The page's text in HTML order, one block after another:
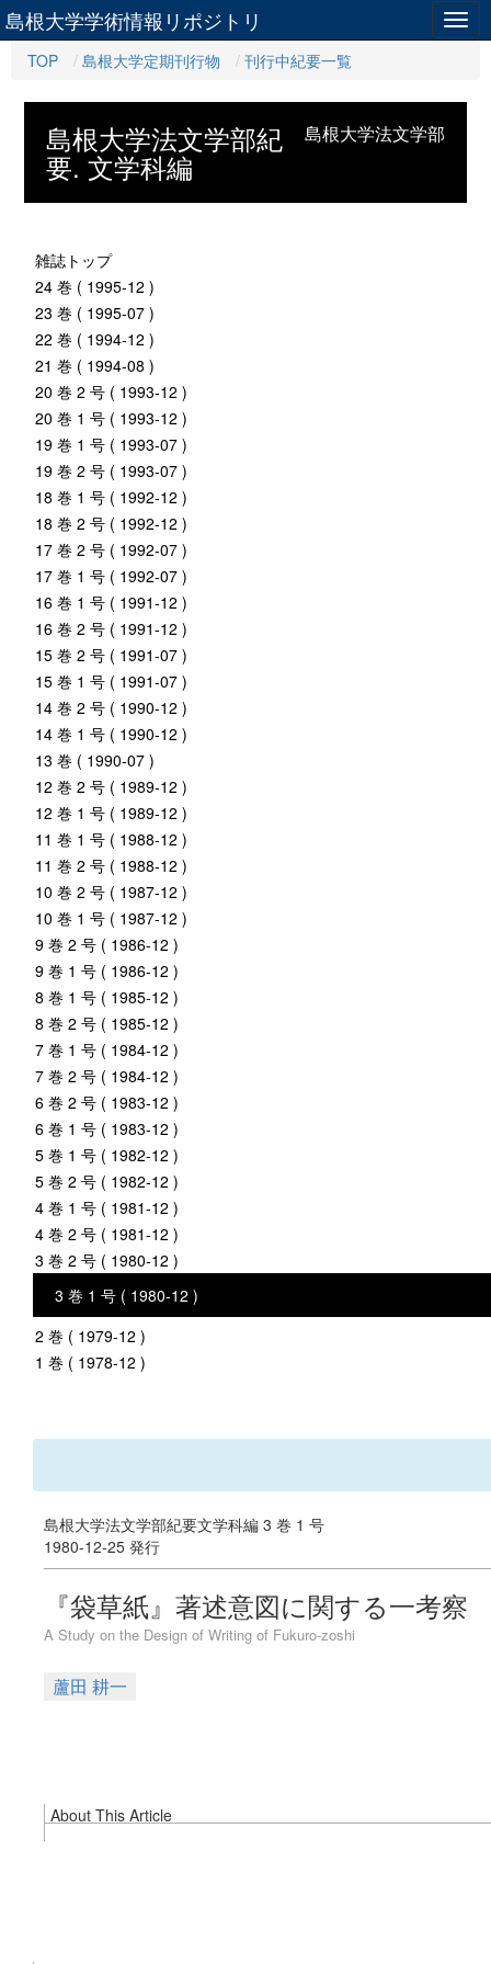
島根大学学術情報リポジトリ
TOP 島根大学定期刊行物 刊行中紀要一覧
島根大学法文学部
島根大学法文学部紀
要. 文学科編
雑誌トップ
24 巻 ( 1995-12 )
23 巻 ( 1995-07 )
22 巻 ( 1994-12 )
21 巻 ( 1994-08 )
20 巻 2 号 ( 1993-12 )
20 巻 1 号 ( 1993-12 )
19 巻 1 号 ( 1993-07 )
19 巻 2 号 ( 1993-07 )
18 巻 1 号 ( 1992-12 )
18 巻 2 号 ( 1992-12 )
17 巻 2 号 ( 1992-07 )
17 巻 1 号 ( 1992-07 )
16 巻 1 号 ( 1991-12 )
16 巻 2 号 ( 1991-12 )
15 巻 2 号 ( 1991-07 )
15 巻 1 号 ( 1991-07 )
14 巻 2 号 ( 1990-12 )
14 巻 1 号 ( 1990-12 )
13 巻 ( 1990-07 )
12 巻 2 号 ( 1989-12 )
12 巻 1 号 ( 1989-12 )
11 巻 1 号 ( 1988-12 )
11 巻 2 号 ( 1988-12 )
10 巻 2 号 ( 1987-12 )
10 巻 1 号 ( 1987-12 )
9 巻 2 号 ( 1986-12 )
9 巻 1 号 ( 1986-12 )
8 巻 1 号 ( 1985-12 )
8 巻 2 号 ( 1985-12 )
7 巻 1 号 ( 1984-12 )
7 巻 2 号 ( 1984-12 )
6 巻 2 号 ( 1983-12 )
6 巻 1 号 ( 1983-12 )
5 巻 1 号 ( 1982-12 )
5 巻 2 号 ( 1982-12 )
4 巻 1 号 ( 1981-12 )
4 巻 2 号 ( 1981-12 )
3 巻 2 号 ( 1980-12 )
3 巻 1 号 ( 1980-12 )
2 巻 ( 1979-12 )
1 巻 ( 1978-12 )
島根大学法文学部紀要文学科編 3 巻 1 号
1980-12-25 発行
『袋草紙』著述意図に関する一考察
A Study on the Design of Writing of Fukuro-zoshi
蘆田 耕一
About This Article